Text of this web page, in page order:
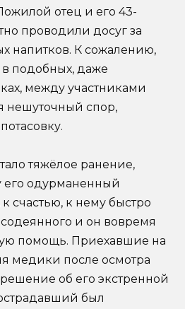
отец и его 43-
проводили досуг за
напитков. К сожалению,
в подобных, даже
между участниками
нешуточный спор,
тяжёлое ранение,
его одурманенный
счастью, к нему быстро
и он вовремя
помощь. Приехавшие на
медики после осмотра
об его экстренной
был